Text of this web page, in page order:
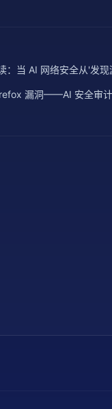
当 AI 网络安全从'发
漏洞——AI 安全审